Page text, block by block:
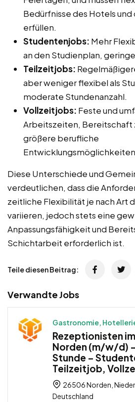
Bedürfnisse des Hotels und
erfüllen.
Studentenjobs: Mehr
an den Studienplan,
Teilzeitjobs:
aber weniger flexibel als
moderate Stundenanzahl.
Vollzeitjobs: Feste und
Arbeitszeiten, Bereitschaft
größere berufliche
Diese Unterschiede und
verdeutlichen, dass die
zeitliche Flexibilität je nach Art
variieren, jedoch stets eine
Anpassungsfähigkeit und
Schichtarbeit erforderlich ist.
Teile diesen Beitrag:
Verwandte Jobs
Gastronomie,
Rezeptionisten
Norden (m/w/d)
Stunde –
Teilzeitjob,
26506 Norden,
Deutschland